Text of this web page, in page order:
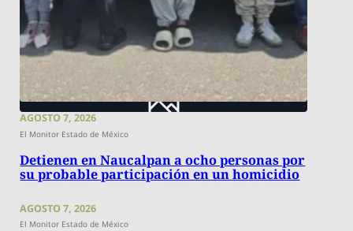
AGOSTO 7, 2026
El Monitor Estado de México
Detienen en Naucalpan a ocho personas por
su probable participación en un homicidio
AGOSTO 7, 2026
El Monitor Estado de México